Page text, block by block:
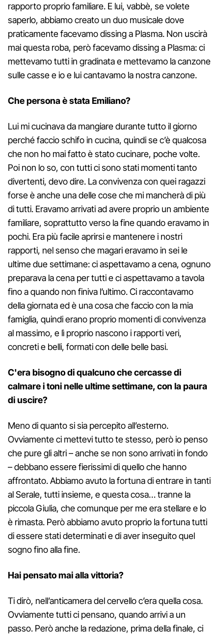
rapporto proprio familiare. E lui, vabbè, se volete
saperlo, abbiamo creato un duo musicale dove
praticamente facevamo dissing a Plasma. Non uscirà
mai questa roba, però facevamo dissing a Plasma: ci
mettevamo tutti in gradinata e mettevamo la canzone
sulle casse e io e lui cantavamo la nostra canzone.
Che persona è stata Emiliano?
Lui mi cucinava da mangiare durante tutto il giorno
perché faccio schifo in cucina, quindi se c’è qualcosa
che non ho mai fatto è stato cucinare, poche volte.
Poi non lo so, con tutti ci sono stati momenti tanto
divertenti, devo dire. La convivenza con quei ragazzi
forse è anche una delle cose che mi mancherà di più
di tutti. Eravamo arrivati ad avere proprio un ambiente
familiare, soprattutto verso la fine quando eravamo in
pochi. Era più facile aprirsi e mantenere i nostri
rapporti, nel senso che magari eravamo in sei le
ultime due settimane: ci aspettavamo a cena, ognuno
preparava la cena per tutti e ci aspettavamo a tavola
fino a quando non finiva l’ultimo. Ci raccontavamo
della giornata ed è una cosa che faccio con la mia
famiglia, quindi erano proprio momenti di convivenza
al massimo, e lì proprio nascono i rapporti veri,
concreti e belli, formati con delle belle basi.
C'era bisogno di qualcuno che cercasse di
calmare i toni nelle ultime settimane, con la paura
di uscire?
Meno di quanto si sia percepito all’esterno.
Ovviamente ci mettevi tutto te stesso, però io penso
che pure gli altri – anche se non sono arrivati in fondo
– debbano essere fierissimi di quello che hanno
affrontato. Abbiamo avuto la fortuna di entrare in tanti
al Serale, tutti insieme, e questa cosa… tranne la
piccola Giulia, che comunque per me era stellare e lo
è rimasta. Però abbiamo avuto proprio la fortuna tutti
di essere stati determinati e di aver inseguito quel
sogno fino alla fine.
Hai pensato mai alla vittoria?
Ti dirò, nell’anticamera del cervello c’era quella cosa.
Ovviamente tutti ci pensano, quando arrivi a un
passo. Però anche la redazione, prima della finale, ci